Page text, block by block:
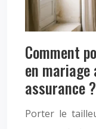
Comment
en mariage
assurance ?
Porter le